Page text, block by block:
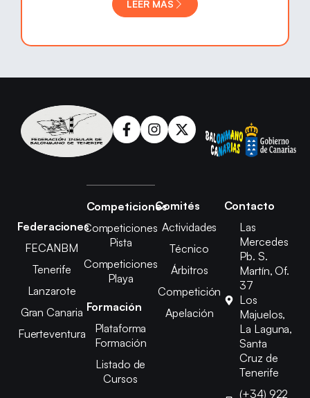
LEER MÁS
Federaciones
FECANBM
Tenerife
Lanzarote
Gran Canaria
Fuerteventura
Competiciones
Competiciones
Pista
Competiciones
Playa
Formación
Plataforma
Formación
Listado de
Cursos
Comités
Actividades
Técnico
Árbitros
Competición
Apelación
Contacto
Las
Mercedes
Pb. S.
Martín, Of.
37
Los
Majuelos,
La Laguna,
Santa
Cruz de
Tenerife
(+34) 922